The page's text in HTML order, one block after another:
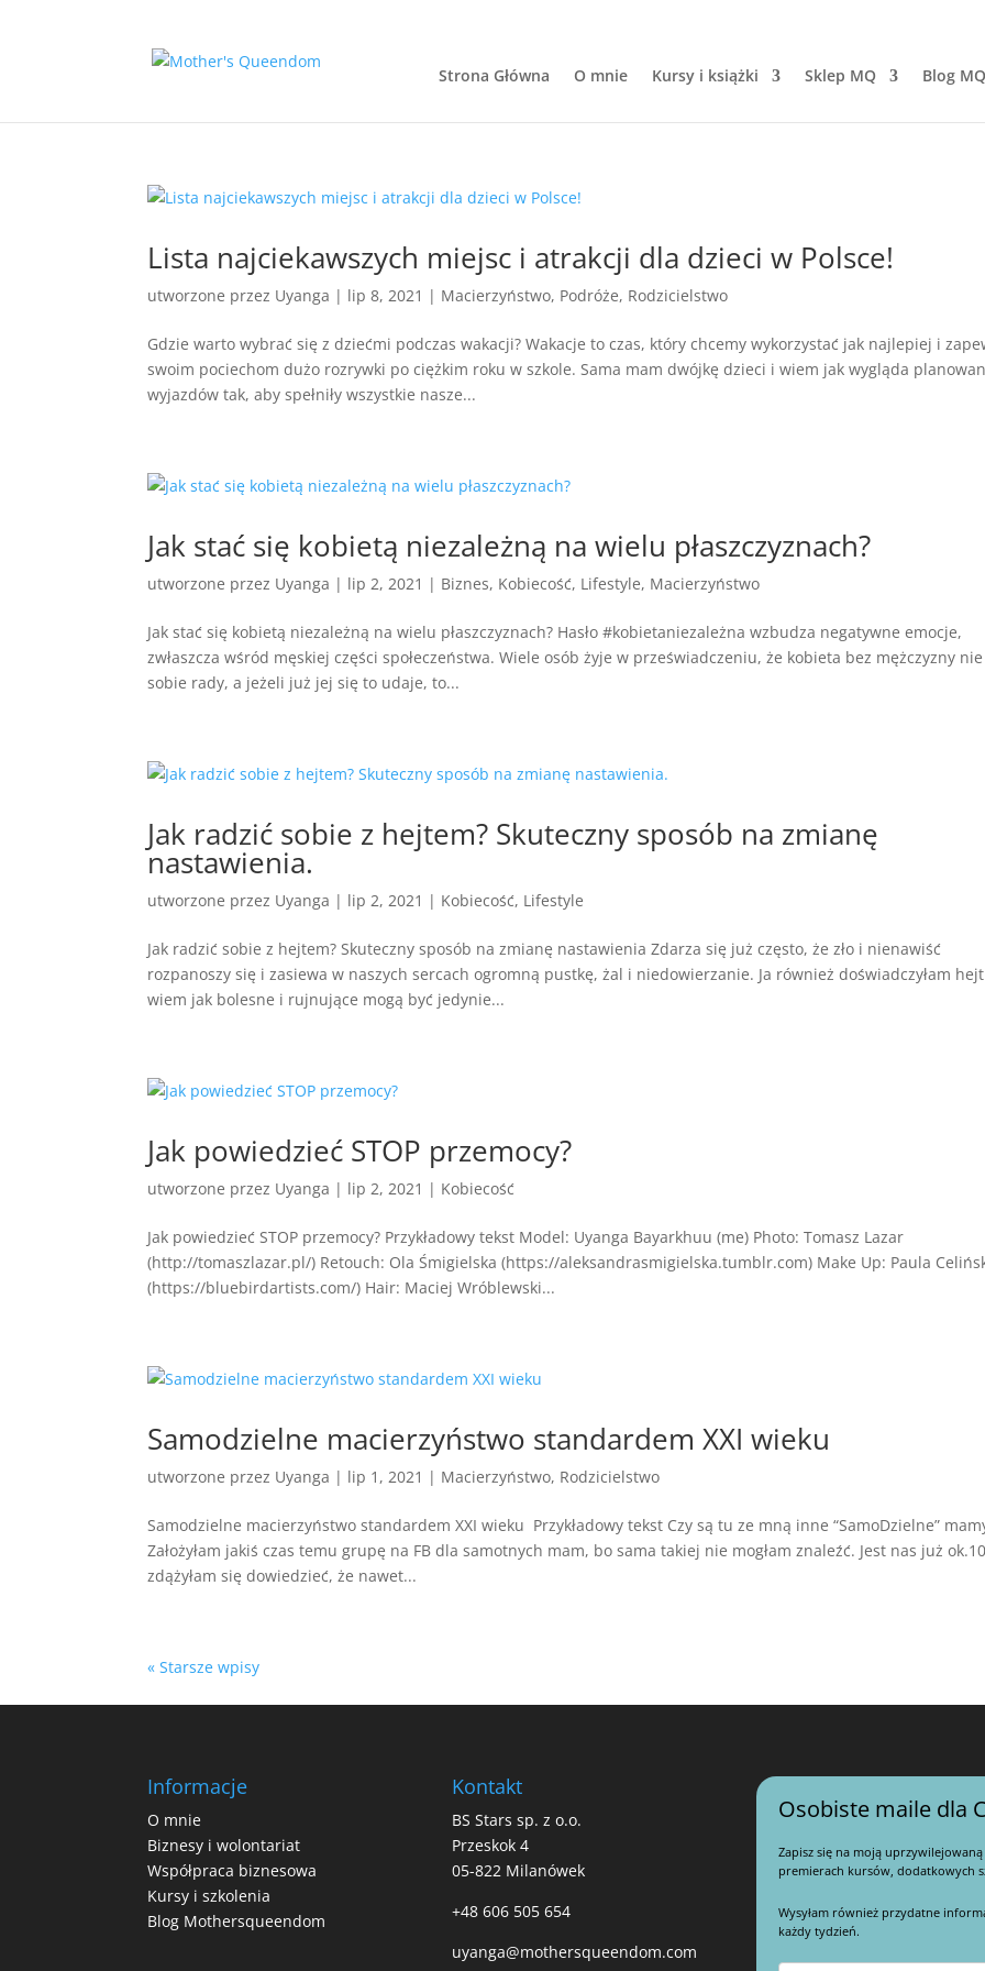
Strona Główna O mnie Kursy i książki Sklep MQ Blog MQ
Lista najciekawszych miejsc i atrakcji dla dzieci w Polsce!
utworzone przez Uyanga | lip 8, 2021 | Macierzyństwo, Podróże, Rodzicielstwo
Gdzie warto wybrać się z dziećmi podczas wakacji? Wakacje to czas, który chcemy wykorzystać jak najlepiej i
swoim pociechom dużo rozrywki po ciężkim roku w szkole. Sama mam dwójkę dzieci i wiem jak wygląda
wyjazdów tak, aby spełniły wszystkie nasze...
Jak stać się kobietą niezależną na wielu płaszczyznach?
utworzone przez Uyanga | lip 2, 2021 | Biznes, Kobiecość, Lifestyle, Macierzyństwo
Jak stać się kobietą niezależną na wielu płaszczyznach? Hasło #kobietaniezależna wzbudza negatywne emocje,
zwłaszcza wśród męskiej części społeczeństwa. Wiele osób żyje w przeświadczeniu, że kobieta bez mężczyzny
sobie rady, a jeżeli już jej się to udaje, to...
Jak radzić sobie z hejtem? Skuteczny sposób na zmianę
nastawienia.
utworzone przez Uyanga | lip 2, 2021 | Kobiecość, Lifestyle
Jak radzić sobie z hejtem? Skuteczny sposób na zmianę nastawienia Zdarza się już często, że zło i nienawiść
rozpanoszy się i zasiewa w naszych sercach ogromną pustkę, żal i niedowierzanie. Ja również doświadczyłam
wiem jak bolesne i rujnujące mogą być jedynie...
Jak powiedzieć STOP przemocy?
utworzone przez Uyanga | lip 2, 2021 | Kobiecość
Jak powiedzieć STOP przemocy? Przykładowy tekst Model: Uyanga Bayarkhuu (me) Photo: Tomasz Lazar
(http://tomaszlazar.pl/) Retouch: Ola Śmigielska (https://aleksandrasmigielska.tumblr.com) Make Up: Paula
(https://bluebirdartists.com/) Hair: Maciej Wróblewski...
Samodzielne macierzyństwo standardem XXI wieku
utworzone przez Uyanga | lip 1, 2021 | Macierzyństwo, Rodzicielstwo
Samodzielne macierzyństwo standardem XXI wieku Przykładowy tekst Czy są tu ze mną inne “SamoDzielne”
Założyłam jakiś czas temu grupę na FB dla samotnych mam, bo sama takiej nie mogłam znaleźć. Jest nas już
zdążyłam się dowiedzieć, że nawet...
« Starsze wpisy
Informacje
O mnie
Biznesy i wolontariat
Współpraca biznesowa
Kursy i szkolenia
Blog Mothersqueendom
Kontakt
BS Stars sp. z o.o.
Przeskok 4
05-822 Milanówek
+48 606 505 654
uyanga@mothersqueendom.com
Osobiste maile dla
Zapisz się na moją
premierach kursów, dodatkowych
Wysyłam również przydatne
każdy tydzień.